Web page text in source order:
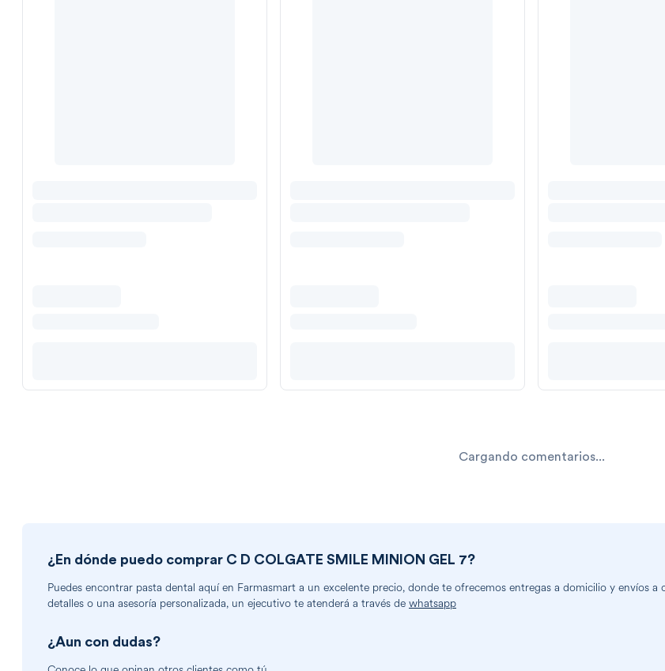
Cargando comentarios...
¿En dónde puedo comprar C D COLGATE SMILE MINION GEL 7?
Puedes encontrar pasta dental aquí en Farmasmart a un excelente precio, donde te ofrecemos entregas a domicilio y envíos a
detalles o una asesoría personalizada, un ejecutivo te atenderá a través de whatsapp
¿Aun con dudas?